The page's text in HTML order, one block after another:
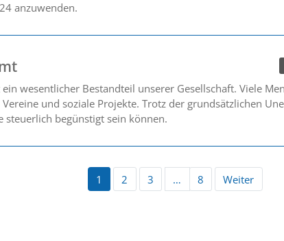
anzuwenden.
wesentlicher Bestandteil unserer Gesellschaft. Viele
und soziale Projekte. Trotz der grundsätzlichen
steuerlich begünstigt sein können.
1 2 3 … 8 Weiter